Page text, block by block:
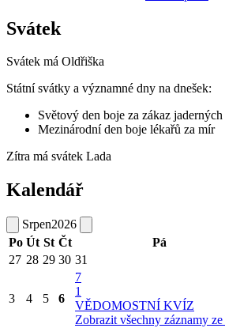
Svátek
Svátek má Oldřiška
Státní svátky a významné dny na dnešek:
Světový den boje za zákaz
Mezinárodní den boje lékařů za mír
Zítra má svátek Lada
Kalendář
Srpen2026
Po Út St Čt Pá
27 28 29 30 31
3 4 5 6
7
1
VĚDOMOSTNÍ KVÍZ
Zobrazit všechny záznamy ze